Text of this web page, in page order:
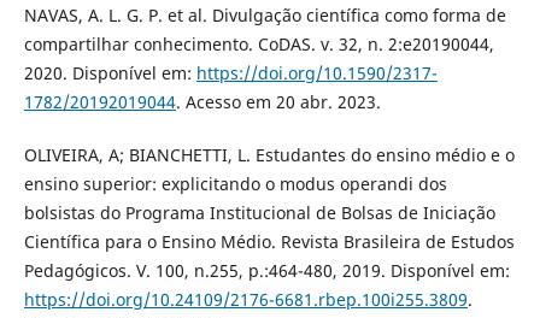
NAVAS, A. L. G. P. et al. Divulgação científica como forma de
compartilhar conhecimento. CoDAS. v. 32, n. 2:e20190044,
2020. Disponível em: https://doi.org/10.1590/2317-
1782/20192019044. Acesso em 20 abr. 2023.
OLIVEIRA, A; BIANCHETTI, L. Estudantes do ensino médio e o
ensino superior: explicitando o modus operandi dos
bolsistas do Programa Institucional de Bolsas de Iniciação
Científica para o Ensino Médio. Revista Brasileira de Estudos
Pedagógicos. V. 100, n.255, p.:464-480, 2019. Disponível em:
https://doi.org/10.24109/2176-6681.rbep.100i255.3809.